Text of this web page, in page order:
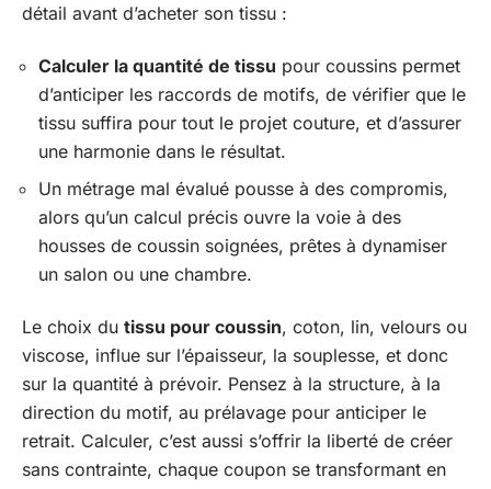
détail avant d’acheter son tissu :
Calculer la quantité de tissu pour coussins permet
d’anticiper les raccords de motifs, de vérifier que le
tissu suffira pour tout le projet couture, et d’assurer
une harmonie dans le résultat.
Un métrage mal évalué pousse à des compromis,
alors qu’un calcul précis ouvre la voie à des
housses de coussin soignées, prêtes à dynamiser
un salon ou une chambre.
Le choix du tissu pour coussin, coton, lin, velours ou
viscose, influe sur l’épaisseur, la souplesse, et donc
sur la quantité à prévoir. Pensez à la structure, à la
direction du motif, au prélavage pour anticiper le
retrait. Calculer, c’est aussi s’offrir la liberté de créer
sans contrainte, chaque coupon se transformant en